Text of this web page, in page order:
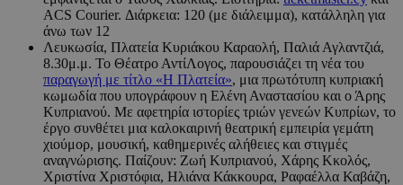
ACS Courier. Διάρκεια: 120 (με διάλειμμα), κατάλληλη για
άνω των 12
Λευκωσία, Πλατεία Κυριάκου Καραολή, Παλιά Αγλαντζιά,
8.30μ.μ. Το Θέατρο ΑντίΛογος, παρουσιάζει τη νέα του
παραγωγή με τίτλο «Η Πλατεία», μια πρωτότυπη κυπριακή
κωμωδία που υπογράφουν η Ελένη Αναστασίου και ο Άρης
Κυπριανού. Με αφετηρία ιστορίες τριών γενεών Κυπρίων, το
έργο συνθέτει μια καλοκαιρινή θεατρική εμπειρία γεμάτη
χιούμορ, μουσική, καθημερινές αλήθειες και στιγμές
αναγνώρισης. Παίζουν: Ζωή Κυπριανού, Χάρης Κκολός,
Χριστίνα Χριστόφια, Ηλιάνα Κάκκουρα, Ραφαέλλα Καβάζη,